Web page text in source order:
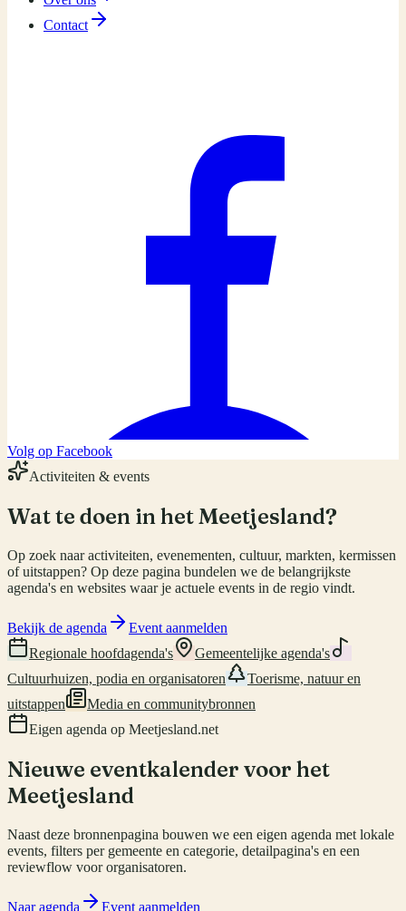
Contact
Volg op Facebook
Activiteiten & events
Wat te doen inhet Meetjesland?
Op zoek naar activiteiten, evenementen, cultuur, markten, kermissen
of uitstappen? Op deze pagina bundelen we de belangrijkste
agenda's en websites waar je actuele events in de regio vindt.
Bekijk de agenda
Event aanmelden
Regionale hoofdagenda's
Gemeentelijke agenda's
Cultuurhuizen, podia en organisatoren
Toerisme, natuur en
uitstappen
Media en communitybronnen
Eigen agenda op Meetjesland.net
Nieuwe eventkalender voor het
Meetjesland
Naast deze bronnenpagina bouwen we een eigen agenda met lokale
events, filters per gemeente en categorie, detailpagina's en een
reviewflow voor organisatoren.
Naar agenda
Event aanmelden